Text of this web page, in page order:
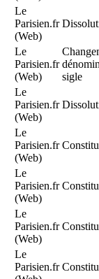
Le
Parisien.fr
(Web)
Le
Parisien.fr
(Web)
sigle
Le
Parisien.fr
(Web)
Le
Parisien.fr
(Web)
Le
Parisien.fr
(Web)
Le
Parisien.fr
(Web)
Le
Parisien.fr